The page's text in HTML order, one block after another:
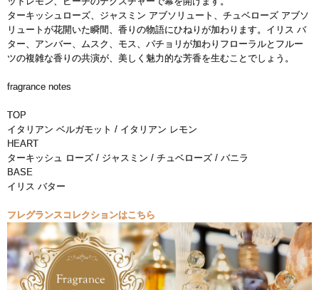
ターキッシュローズ、ジャスミン アブソリュート、チュベローズ アブソ
リュートが花開いた瞬間、香りの物語にひねりが加わります。イリス バ
ター、アンバー、ムスク、モス、パチョリが加わりフローラルとフルー
ツの複雑な香りの共演が、美しく魅力的な芳香を生むことでしょう。
fragrance notes
TOP
イタリアン ベルガモット / イタリアン レモン
HEART
ターキッシュ ローズ / ジャスミン / チュベローズ / バニラ
BASE
イリス バター
フレグランスコレクションはこちら